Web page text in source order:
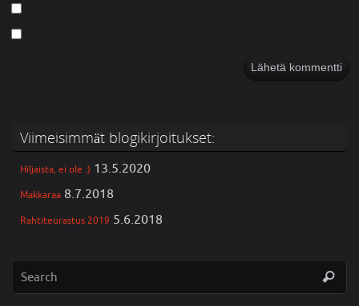
Viimeisimmät blogikirjoitukset:
Hiljaista, ei ole :) 13.5.2020
Makkaraa 8.7.2018
Rahtiteurastus 2019 5.6.2018